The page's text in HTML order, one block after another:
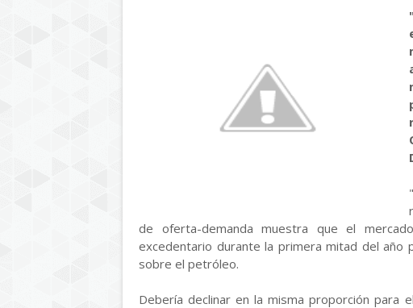
de oferta-demanda muestra que el
excedentario durante la primera mitad del año
sobre el petróleo.
Debería declinar en la misma proporción para